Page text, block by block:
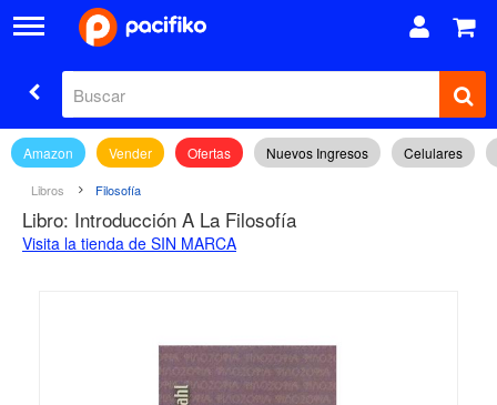
Amazon Vender Ofertas Nuevos Ingresos Celulares
Libros Filosofía
Libro: Introducción A La Filosofía
Visita la tienda de SIN MARCA